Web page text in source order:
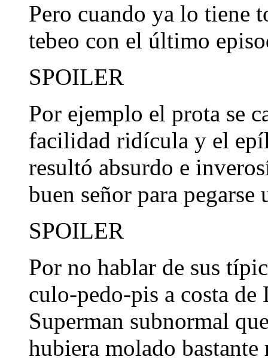
Pero cuando ya lo tiene
tebeo con el último
SPOILER
Por ejemplo el prota se
facilidad ridícula y el
resultó absurdo e
buen señor para pegarse
SPOILER
Por no hablar de sus
culo-pedo-pis a costa de
Superman subnormal
hubiera molado